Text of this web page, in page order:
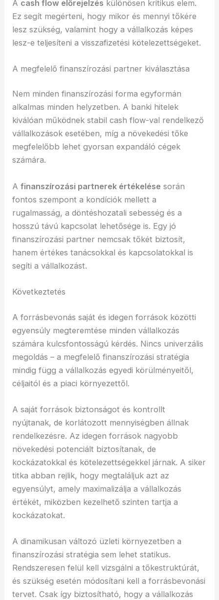
A cash flow előrejelzés különösen kritikus elem.
Ez segít megérteni, hogy mikor és mennyi tőkére
lesz szükség, valamint hogy a vállalkozás képes
lesz-e teljesíteni a visszafizetési kötelezettségeket.
A megfelelő finanszírozási partner kiválasztása
Nem minden finanszírozási forma egyformán
alkalmas minden helyzetben. A banki hitelek
kiválóan működnek stabil cash flow-val rendelkező
vállalkozások esetében, míg a növekedési tőke
megfelelőbb lehet gyorsan expandáló cégek
számára.
Afinanszírozási partnerek értékelése során
fontos szempont a kondíciók mellett a
rugalmasság, a döntéshozatali sebesség és a
hosszú távú kapcsolat lehetősége is. Egy jó
finanszírozási partner nemcsak tőkét biztosít,
hanem értékes tanácsokkal és kapcsolatokkal is
segíti a vállalkozást.
Következtetés
A forrásbevonás saját és idegen források közötti
egyensúly megteremtése minden vállalkozás
számára kulcsfontosságú kérdés. Nincs univerzális
megoldás – a megfelelő finanszírozási stratégia
mindig függ a vállalkozás egyedi körülményeitől,
céljaitól és a piaci környezettől.
A saját források biztonságot és kontrollt
nyújtanak, de korlátozott mennyiségben állnak
rendelkezésre. Az idegen források nagyobb
növekedési potenciált biztosítanak, de
kockázatokkal és kötelezettségekkel járnak. A siker
titka abban rejlik, hogy megtaláljuk azt az
egyensúlyt, amely maximalizálja a vállalkozás
értékét, miközben kezelhető szinten tartja a
kockázatokat.
A dinamikusan változó üzleti környezetben a
finanszírozási stratégia sem lehet statikus.
Rendszeresen felül kell vizsgálni a tőkestruktúrát,
és szükség esetén módosítani kell a forrásbevonási
tervet. Csak így biztosítható, hogy a vállalkozás